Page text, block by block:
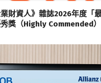
財資人》雜誌2026年度「
獎（Highly Commended）